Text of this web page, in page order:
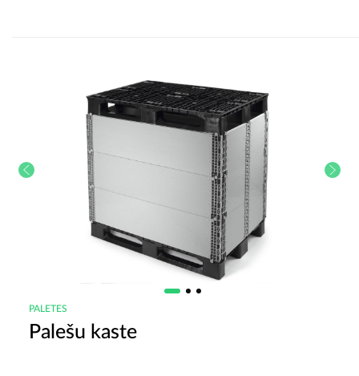
PALETES
Palešu kaste